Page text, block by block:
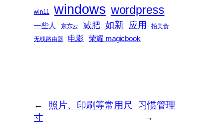
win11 windows wordpress
一些人 京东云 减肥 如新 应用
拍美食
无线路由器
电影 荣耀 magicbook
←
照片、印刷等常用尺
寸
习惯管理
→